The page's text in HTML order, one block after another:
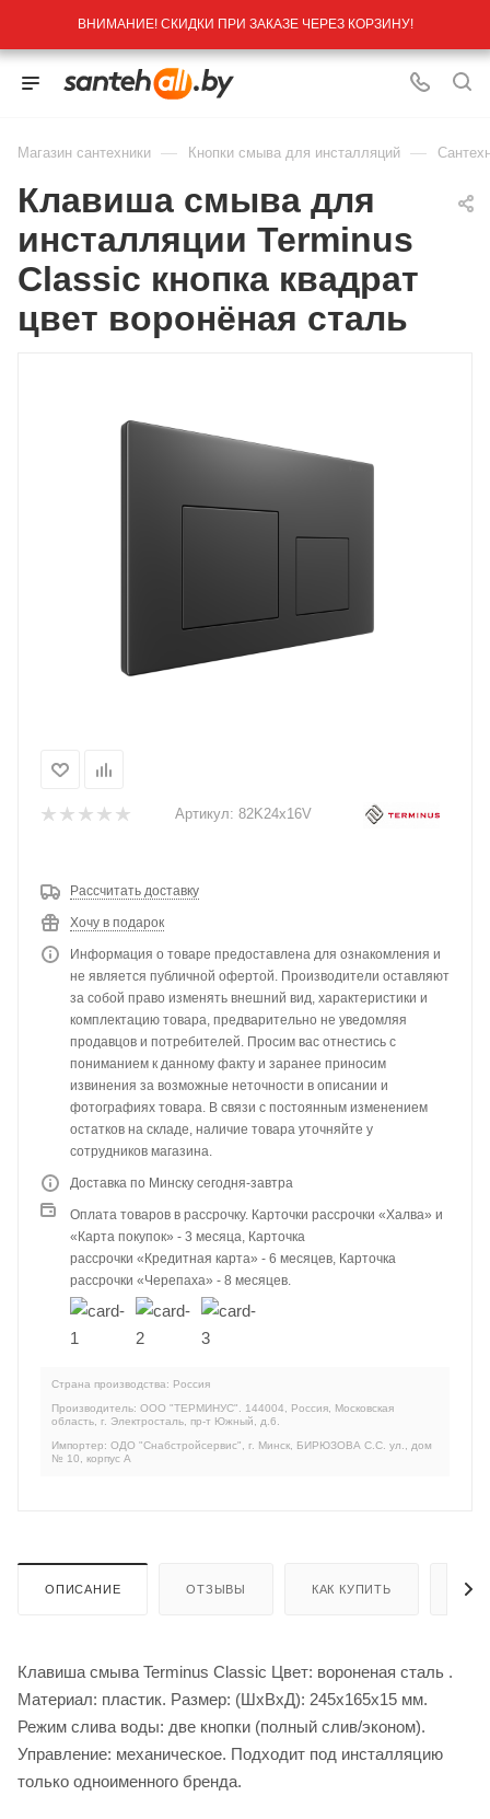
ВНИМАНИЕ! СКИДКИ ПРИ ЗАКАЗЕ ЧЕРЕЗ КОРЗИНУ!
Магазин сантехники — Кнопки смыва для инсталляций —
Клавиша смыва для
инсталляции Terminus
Classic кнопка квадрат
цвет воронёная сталь
Артикул: 82K24х16V
Рассчитать доставку
Хочу в подарок
Информация о товаре предоставлена для ознакомления и
не является публичной офертой. Производители оставляют
за собой право изменять внешний вид, характеристики и
комплектацию товара, предварительно не уведомляя
продавцов и потребителей. Просим вас отнестись с
пониманием к данному факту и заранее приносим
извинения за возможные неточности в описании и
фотографиях товара. В связи с постоянным изменением
остатков на складе, наличие товара уточняйте у
сотрудников магазина.
Доставка по Минску сегодня-завтра
Оплата товаров в рассрочку. Карточки рассрочки «Халва» и
«Карта покупок» - 3 месяца, Карточка
рассрочки «Кредитная карта» - 6 месяцев, Карточка
рассрочки «Черепаха» - 8 месяцев.
Страна производства: Россия
Производитель: ООО "ТЕРМИНУС". 144004, Россия, Московская
область, г. Электросталь, пр-т Южный, д.6.
Импортер: ОДО "Снабстройсервис", г. Минск, БИРЮЗОВА С.С. ул., дом
№ 10, корпус А
ОПИСАНИЕ ОТЗЫВЫ КАК КУПИТЬ
Клавиша смыва Terminus Classic Цвет: вороненая сталь .
Материал: пластик. Размер: (ШхВхД): 245х165х15 мм.
Режим слива воды: две кнопки (полный слив/эконом).
Управление: механическое. Подходит под инсталляцию
только одноименного бренда.